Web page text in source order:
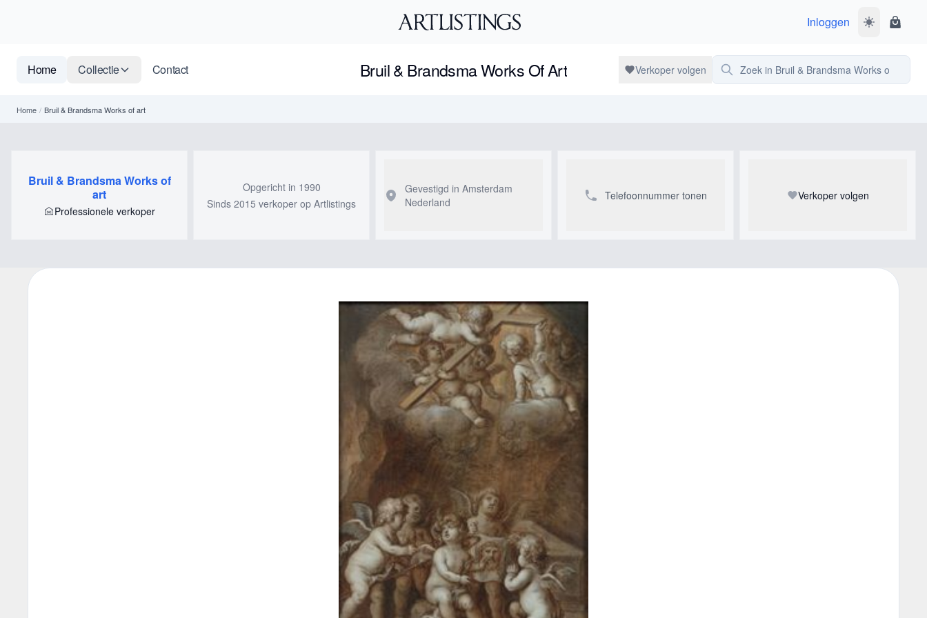
Inloggen Wissel
Bruil & Brandsma Works Of Art
Home Collectie Contact Verkoper volgen Zoek in Bruil & Brandsma Works of art
Home / Bruil & Brandsma Works of art
Bruil & Brandsma Works of
art
Professionele verkoper
Opgericht in 1990
Sinds 2015 verkoper op Artlistings
Gevestigd in Amsterdam
Nederland
Telefoonnummer tonen Verkoper volgen